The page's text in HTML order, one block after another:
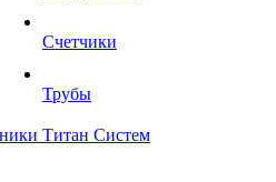
Счетчики
Трубы